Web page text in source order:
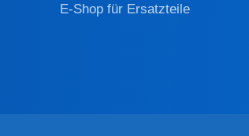
E-Shop für Ersatzteile